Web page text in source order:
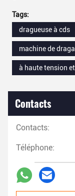
Tags:
dragueuse à cds
machine de
à haute tension
Contacts
Contacts:
Téléphone: